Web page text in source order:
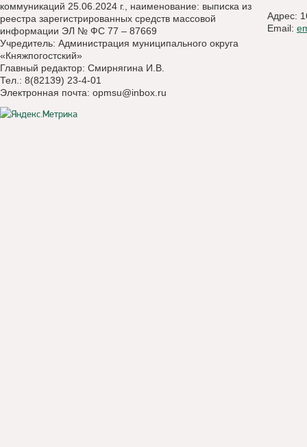
коммуникаций 25.06.2024 г., наименование: выписка из
реестра зарегистрированных средств массовой
информации ЭЛ № ФС 77 – 87669
Учредитель: Администрация муниципального округа
«Княжпогостский»
Главный редактор: Смирнягина И.В.
Тел.: 8(82139) 23-4-01
Электронная почта: opmsu@inbox.ru
Адрес:
Email: